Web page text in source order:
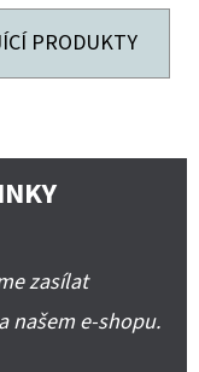
PRODUKTY
zasílat
našem e-shopu.